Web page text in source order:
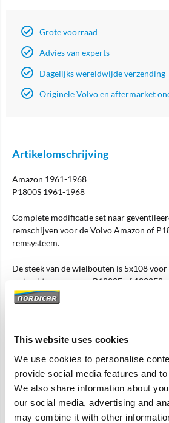
This website uses cookies
We use cookies to personalise
provide social media features and
We also share information about
our social media, advertising and
may combine it with other
Grote voorraad
Advies van experts
Dagelijks wereldwijde verzending
Originele Volvo en aftermarket
Artikelomschrijving
Amazon 1961-1968
P1800S 1961-1968
Complete modificatie set naar
remschijven voor de Volvo Amazon of
remsysteem.
De steek van de wielbouten is 5x108
met achteras van een P1800E of 1800ES.
dikte: 22mm
type: geventileerd en geperforeerd
systeem: enkel remsysteem
steek: 5x108